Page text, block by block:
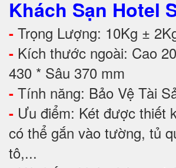
Khách Sạn Hotel
- Trọng Lượng: 10Kg ±
- Kích thước ngoài: Cao
430 * Sâu 370 mm
- Tính năng: Bảo Vệ Tài
- Ưu điểm: Két được thiết
có thể gắn vào tường, tủ
tô,...